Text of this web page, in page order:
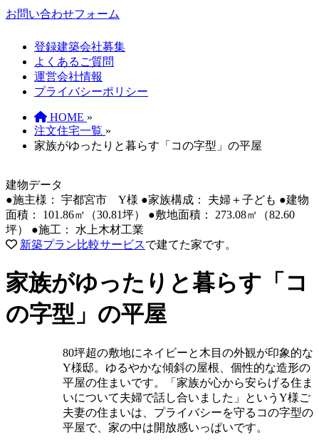
お問い合わせフォーム
登録建築会社募集
よくあるご質問
運営会社情報
プライバシーポリシー
HOME »
注文住宅一覧 »
家族がゆったりと暮らす「コの字型」の平屋
建物データ
●施主様： 宇都宮市 Y様 ●家族構成： 夫婦＋子ども ●建物
面積： 101.86㎡（30.81坪） ●敷地面積： 273.08㎡（82.60
坪） ●施工： 水上木材工業
新築プラン比較サービスで建てた家です。
家族がゆったりと暮らす「コ
の字型」の平屋
80坪超の敷地にネイビーと木目の外観が印象的な
Y様邸。ゆるやかな傾斜の屋根、個性的な造形の
平屋の住まいです。「家族が心から安らげる住ま
いについて夫婦で話し合いました」というY様ご
夫妻の住まいは、プライバシーを守るコの字型の
平屋で、家の中は開放感いっぱいです。